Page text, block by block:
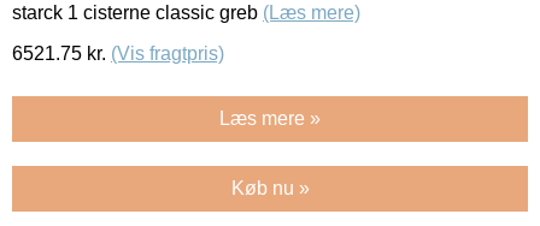
starck 1 cisterne classic greb (Læs mere)
6521.75 kr. (Vis fragtpris)
Læs mere »
Køb nu »